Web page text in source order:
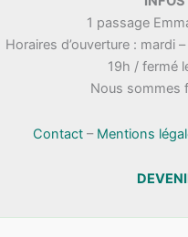
1 passage
Horaires d’ouverture : mardi
19h / fermé
Nous sommes
Contact– Mentions